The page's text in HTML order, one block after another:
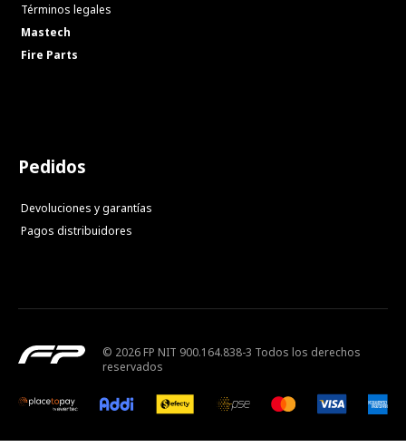
Términos legales
Mastech
Fire Parts
Pedidos
Devoluciones y garantías
Pagos distribuidores
© 2026 FP NIT 900.164.838-3 Todos los derechos
reservados